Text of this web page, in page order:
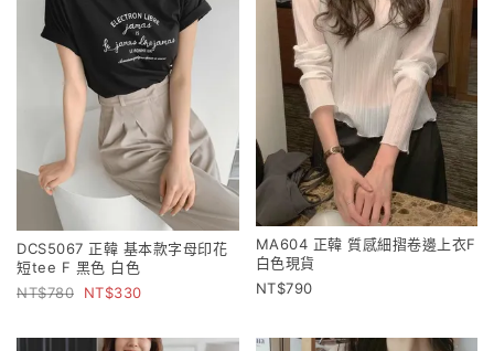
DCS5067 正韓 基本款字母印花
短tee F 黑色 白色
780
330
MA604 正韓 質感細摺卷邊上衣F
白色現貨
790